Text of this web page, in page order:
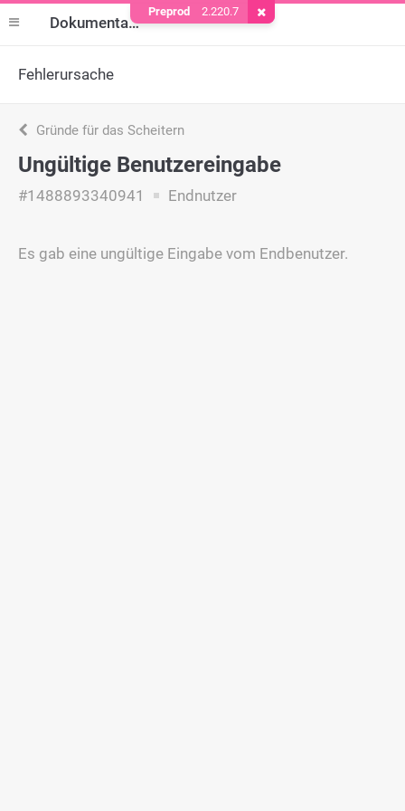
Dokumentation
Fehlerursache
Gründe für das Scheitern
Ungültige Benutzereingabe
#1488893340941 Endnutzer
Es gab eine ungültige Eingabe vom Endbenutzer.
Preprod 2.220.7 Cookie entfernen